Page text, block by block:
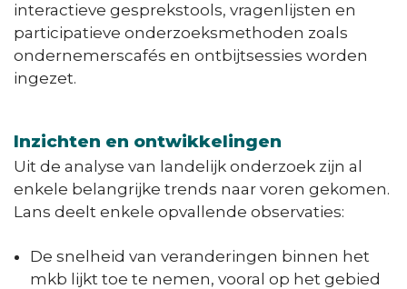
interactieve gesprekstools, vragenlijsten en
participatieve onderzoeksmethoden zoals
ondernemerscafés en ontbijtsessies worden
ingezet.
Inzichten en ontwikkelingen
Uit de analyse van landelijk onderzoek zijn al
enkele belangrijke trends naar voren gekomen.
Lans deelt enkele opvallende observaties:
De snelheid van veranderingen binnen het
mkb lijkt toe te nemen, vooral op het gebied